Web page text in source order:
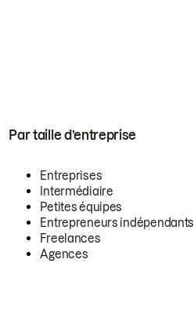
Par taille d’entreprise
Entreprises
Intermédiaire
Petites équipes
Entrepreneurs indépendants
Freelances
Agences